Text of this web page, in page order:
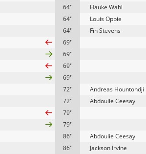
64''
Hauke Wahl
64''
Louis Oppie
64''
Fin Stevens
69''
69''
69''
69''
72''
Andreas Hountondji
72''
Abdoulie Ceesay
79''
79''
86''
Abdoulie Ceesay
86''
Jackson Irvine